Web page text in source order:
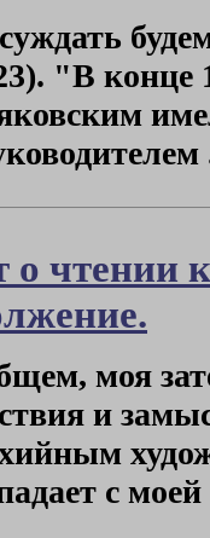
"В конце
о чтении
моя
и
с моей